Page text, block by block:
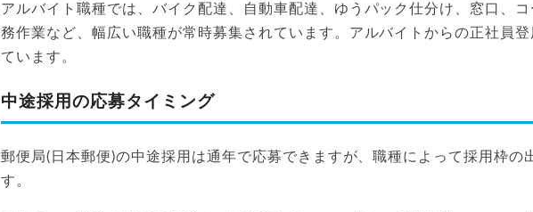
アルバイト職種では、バイク配達、自動車配達、ゆうパック仕分け、窓口、
務作業など、幅広い職種が常時募集されています。アルバイトからの正社員
ています。
中途採用の応募タイミング
郵便局(日本郵便)の中途採用は通年で応募できますが、職種によって採用枠の
す。